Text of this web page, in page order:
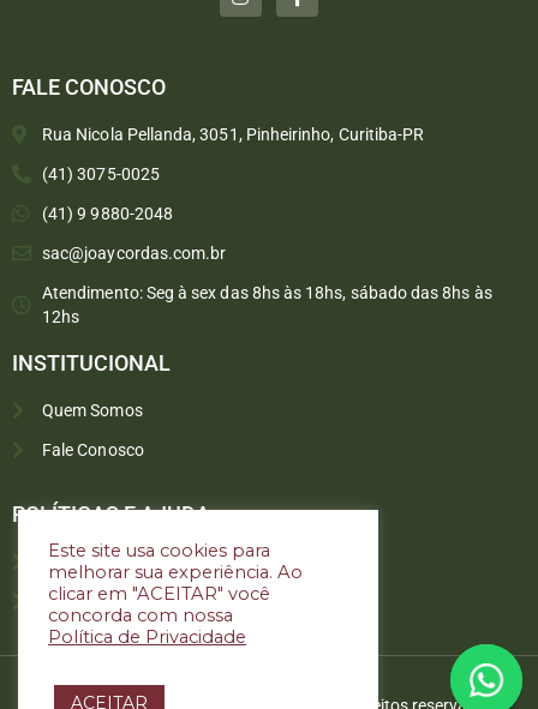
FALE CONOSCO
Rua Nicola Pellanda, 3051, Pinheirinho, Curitiba-PR
(41) 3075-0025
(41) 9 9880-2048
sac@joaycordas.com.br
Atendimento: Seg à sex das 8hs às 18hs, sábado das 8hs às
12hs
INSTITUCIONAL
Quem Somos
Fale Conosco
POLÍTICAS E AJUDA
Política de troca e devoluções
Política de privacidade
Este site usa cookies para
melhorar sua experiência. Ao
clicar em "ACEITAR" você
concorda com nossa
Política de Privacidade
ACEITAR
Atendimento